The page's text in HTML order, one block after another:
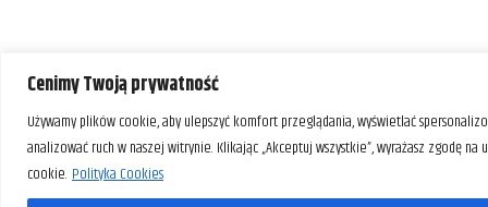
Cenimy Twoją prywatność
Używamy plików cookie, aby ulepszyć komfort przeglądania, wyświetlać
analizować ruch w naszej witrynie. Klikając „Akceptuj wszystkie”, wyrażasz zgodę
cookie. Polityka Cookies